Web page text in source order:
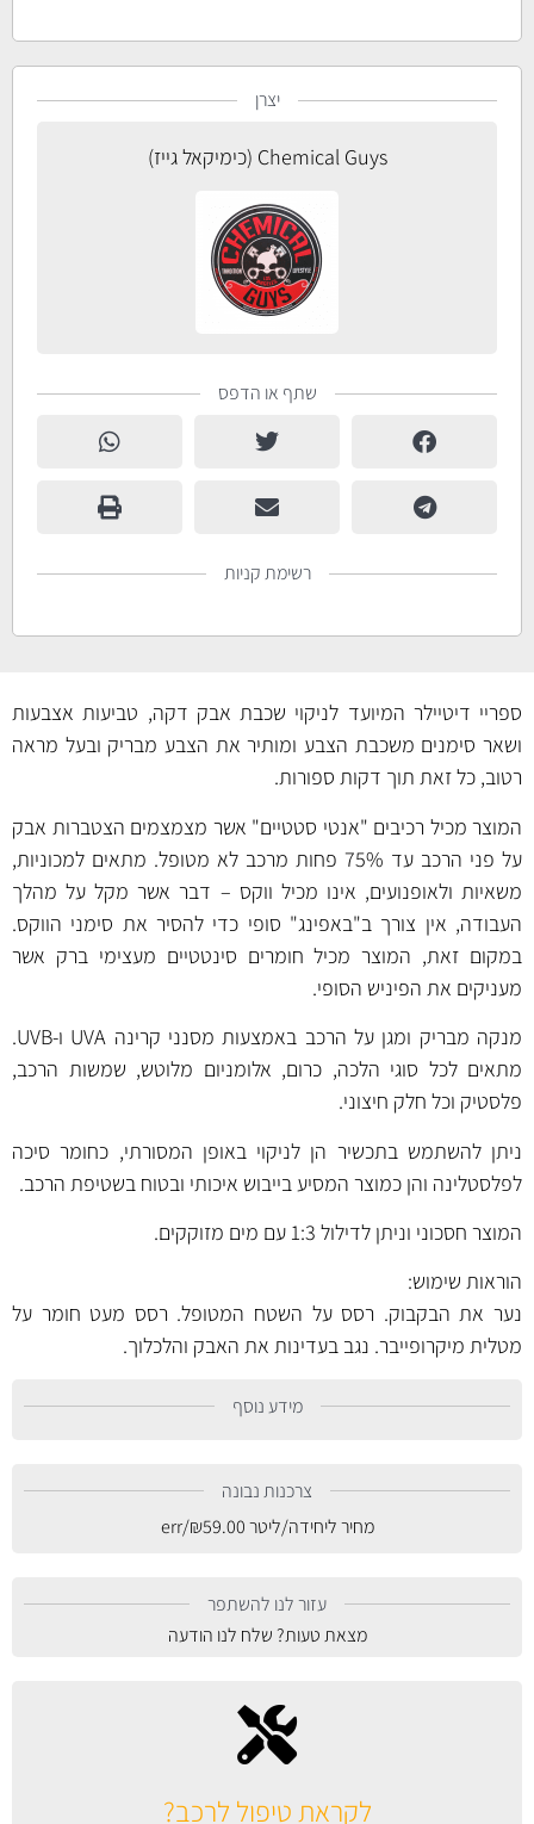
יצרן
Chemical Guys (כימיקאל גייז)
שתף או הדפס
רשימת קניות
לקראת טיפול לרכב?
ספריי דיטיילר המיועד לניקוי שכבת אבק דקה, טביעות אצבעות
ושאר סימנים משכבת הצבע ומותיר את הצבע מבריק ובעל מראה
רטוב, כל זאת תוך דקות ספורות.
המוצר מכיל רכיבים "אנטי סטטיים" אשר מצמצמים הצטברות אבק
על פני הרכב עד 75% פחות מרכב לא מטופל. מתאים למכוניות,
משאיות ולאופנועים, אינו מכיל ווקס – דבר אשר מקל על מהלך
העבודה, אין צורך ב"באפינג" סופי כדי להסיר את סימני הווקס.
במקום זאת, המוצר מכיל חומרים סינטטיים מעצימי ברק אשר
מעניקים את הפיניש הסופי.
מנקה מבריק ומגן על הרכב באמצעות מסנני קרינה UVA ו-UVB.
מתאים לכל סוגי הלכה, כרום, אלומניום מלוטש, שמשות הרכב,
פלסטיק וכל חלק חיצוני.
ניתן להשתמש בתכשיר הן לניקוי באופן המסורתי, כחומר סיכה
לפלסטלינה והן כמוצר המסיע בייבוש איכותי ובטוח בשטיפת הרכב.
המוצר חסכוני וניתן לדילול 1:3 עם מים מזוקקים.
הוראות שימוש:
נער את הבקבוק. רסס על השטח המטופל. רסס מעט חומר על
מטלית מיקרופייבר. נגב בעדינות את האבק והלכלוך.
מידע נוסף
צרכנות נבונה
מחיר ליחידה/ליטר
₪59.00
/err
עזור לנו להשתפר
מצאת טעות? שלח לנו הודעה